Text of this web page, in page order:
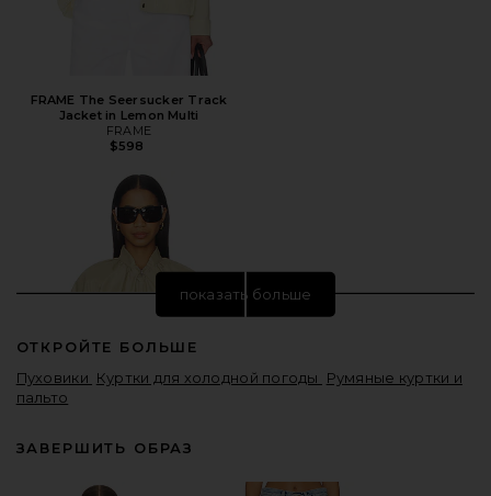
FRAME The Seersucker Track
Jacket in Lemon Multi
FRAME
$598
показать больше
ОТКРОЙТЕ БОЛЬШЕ
Пуховики Куртки для холодной погоды
Румяные куртки и
пальто
ЗАВЕРШИТЬ ОБРАЗ